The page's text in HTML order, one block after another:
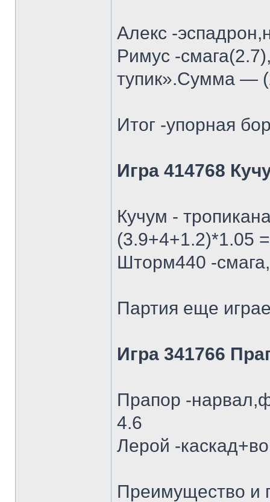
Алекс -
Римус -
тупик».Сумма —
Итог -упорная
Игра 414768
Кучум -
(3.9+4+1.2)*1.05
Шторм440 -
Партия еще
Игра 341766
Прапор -
4.6
Лерой -
Преимущество и